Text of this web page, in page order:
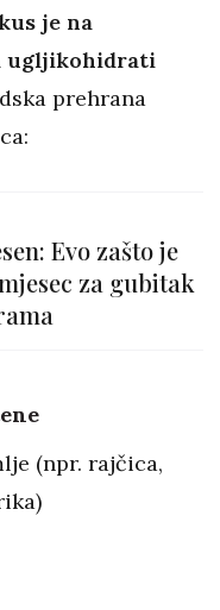
je na
ugljikohidrati
prehrana
Evo zašto je
za gubitak
(npr. rajčica,